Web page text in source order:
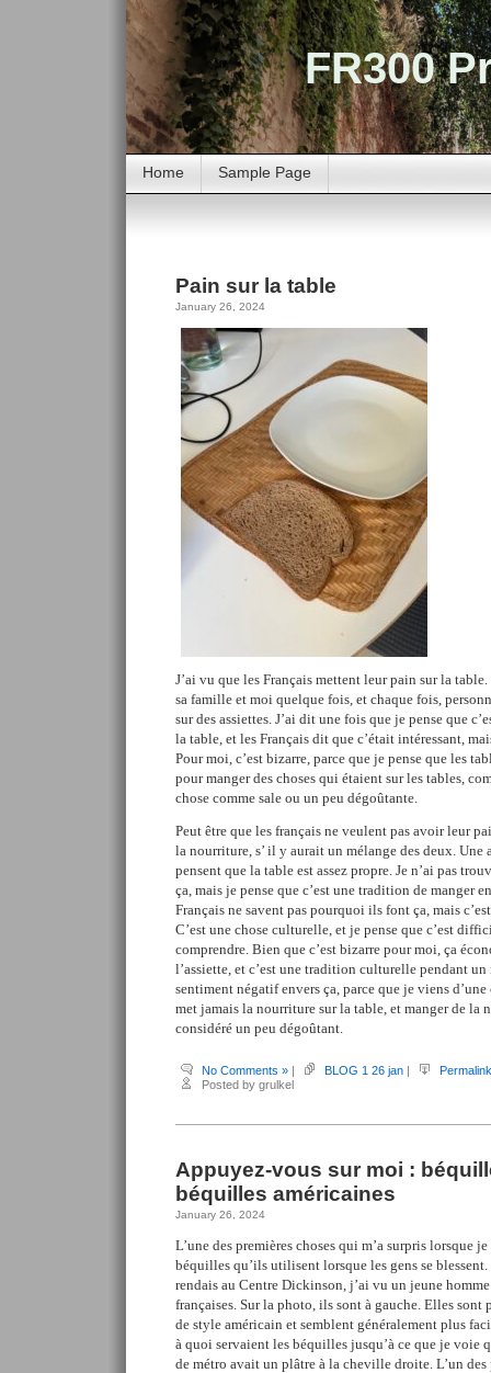
FR300
Home Sample Page
Pain sur la table
January 26, 2024
J’ai vu que les Français mettent leur pain sur la
sa famille et moi quelque fois, et chaque fois,
sur des assiettes. J’ai dit une fois que je pense que
la table, et les Français dit que c’était intéressant,
Pour moi, c’est bizarre, parce que je pense que les
pour manger des choses qui étaient sur les tables,
chose comme sale ou un peu dégoûtante.
Peut être que les français ne veulent pas avoir leur
la nourriture, s’ il y aurait un mélange des deux.
pensent que la table est assez propre. Je n’ai pas
ça, mais je pense que c’est une tradition de manger
Français ne savent pas pourquoi ils font ça, mais
C’est une chose culturelle, et je pense que c’est
comprendre. Bien que c’est bizarre pour moi, ça
l’assiette, et c’est une tradition culturelle pendant un
sentiment négatif envers ça, parce que je viens
met jamais la nourriture sur la table, et manger de la
considéré un peu dégoûtant.
No Comments » | BLOG 1 26 jan |
Permalink
Posted by grulkel
Appuyez-vous sur moi :
béquilles américaines
January 26, 2024
L’une des premières choses qui m’a surpris lorsque
béquilles qu’ils utilisent lorsque les gens se
rendais au Centre Dickinson, j’ai vu un jeune
françaises. Sur la photo, ils sont à gauche. Elles sont
de style américain et semblent généralement plus
à quoi servaient les béquilles jusqu’à ce que je voie
de métro avait un plâtre à la cheville droite. L’un